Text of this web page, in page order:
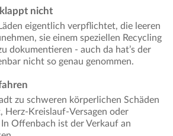
nicht
eigentlich verpflichtet, die leeren
sie einem speziellen Recycling
dokumentieren - auch da hat’s der
nicht so genau genommen.
zu schweren körperlichen Schäden
Herz-Kreislauf-Versagen oder
Offenbach ist der Verkauf an